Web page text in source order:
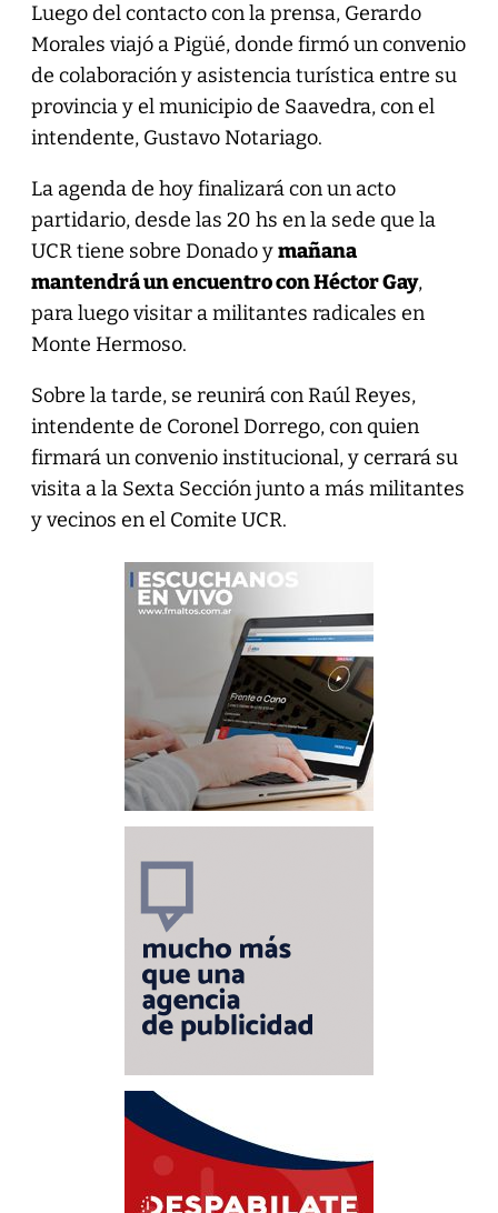
Luego del contacto con la prensa, Gerardo
Morales viajó a Pigüé, donde firmó un convenio
de colaboración y asistencia turística entre su
provincia y el municipio de Saavedra, con el
intendente, Gustavo Notariago.
La agenda de hoy finalizará con un acto
partidario, desde las 20 hs en la sede que la
UCR tiene sobre Donado ymañana
mantendrá un encuentro con Héctor Gay,
para luego visitar a militantes radicales en
Monte Hermoso.
Sobre la tarde, se reunirá con Raúl Reyes,
intendente de Coronel Dorrego, con quien
firmará un convenio institucional, y cerrará su
visita a la Sexta Sección junto a más militantes
y vecinos en el Comite UCR.